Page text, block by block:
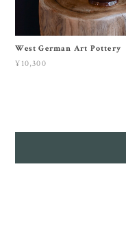
West German Art Pottery
¥10,300